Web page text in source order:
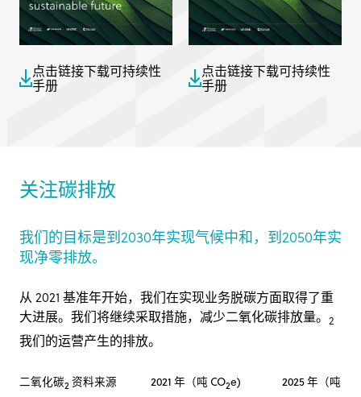
点击链接下载可持续性
手册
点击链接下载可持续性
手册
关注碳排放
我们的目标是到2030年实现气候中和，到2050年实
现净零排放。
从 2021 基准年开始，我们在实现业务脱碳方面取得了重
大进展。我们将继续采取措施，减少二氧化碳排放量。 2
我们的运营产生的排放。
二氧化碳2资料来源 2021 年（吨 CO2e) 2025 年（吨 CO